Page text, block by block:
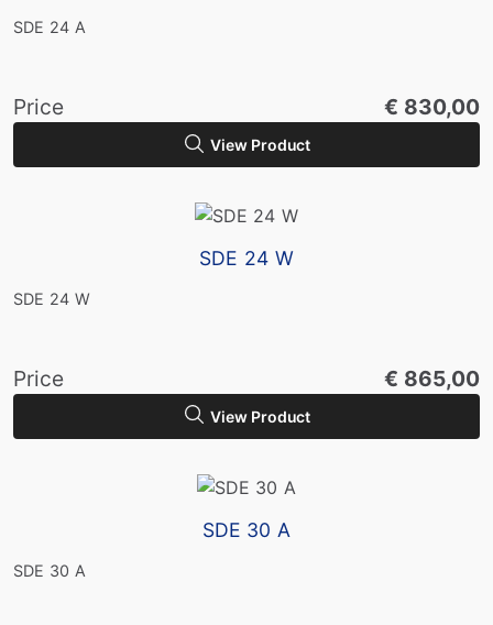
SDE 24 A
Price € 830,00
View Product
SDE 24 W
SDE 24 W
Price € 865,00
View Product
SDE 30 A
SDE 30 A